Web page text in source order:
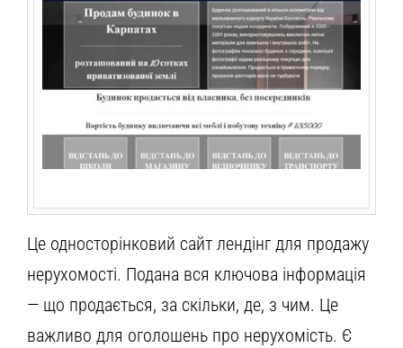
Це односторінковий сайт лендінг для продажу
нерухомості. Подана вся ключова інформація
— що продається, за скільки, де, з чим. Це
важливо для оголошень про нерухомість. Є